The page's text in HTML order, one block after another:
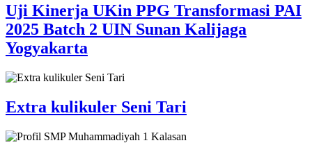
Uji Kinerja UKin PPG Transformasi PAI
2025 Batch 2 UIN Sunan Kalijaga
Yogyakarta
Extra kulikuler Seni Tari